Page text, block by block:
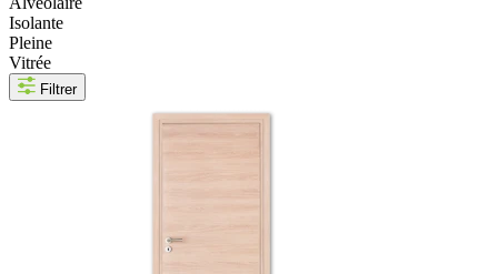
Isolante
Pleine
Vitrée
Filtrer